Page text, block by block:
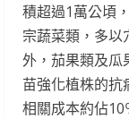
積超過1萬公頃
宗蔬菜類，多以
外，茄果類及瓜
苗強化植株的抗
相關成本約佔